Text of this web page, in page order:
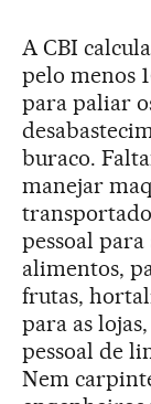
A CBI
pelo menos
para paliar
buraco.
manejar
pessoal
alimentos,
frutas,
para as
pessoal de
Nem